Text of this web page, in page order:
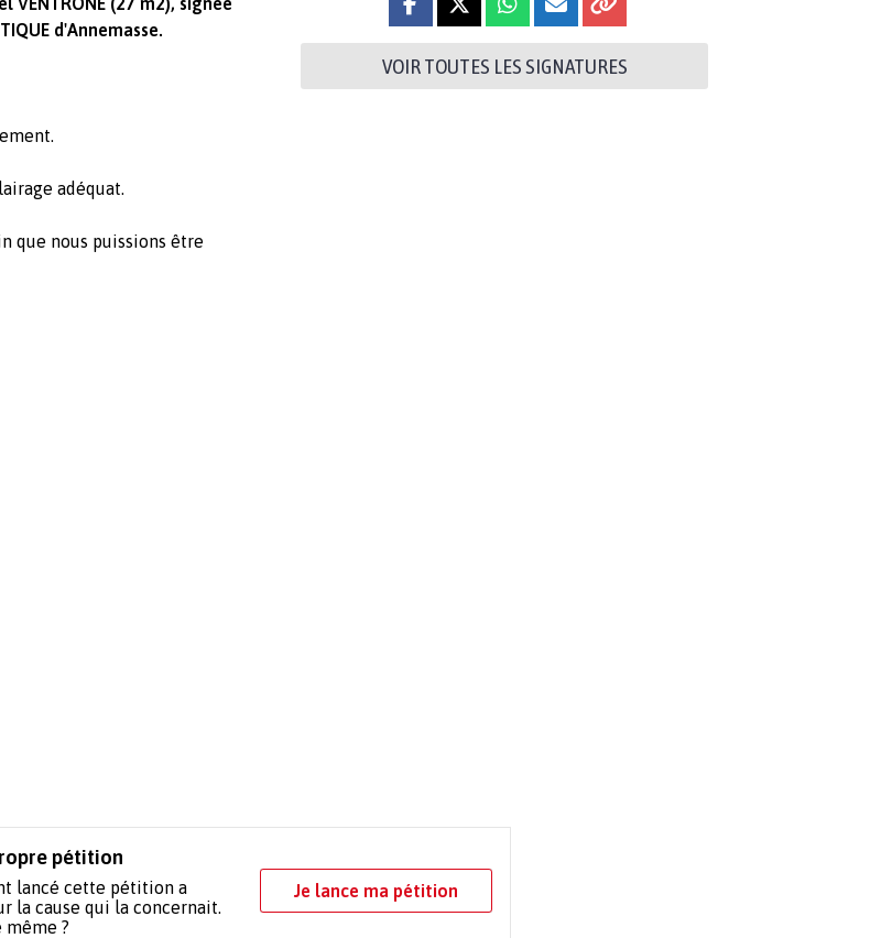
d'Annemasse.
adéquat.
que nous puissions être
VOIR TOUTES LES SIGNATURES
pétition
lancé cette pétition a
la cause qui la concernait.
même ?
Je lance ma pétition